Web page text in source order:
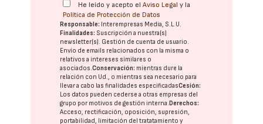
He leído y acepto elAviso Legal y la
Política de Protección de Datos
Responsable: Interempresas Media, S.L.U.
Finalidades: Suscripción a nuestra(s)
newsletter(s). Gestión de cuenta de usuario.
Envío de emails relacionados con la misma o
relativos a intereses similares o
asociados.Conservación: mientras dure la
relación con Ud., o mientras sea necesario para
llevar a cabo las finalidades especificadasCesión:
Los datos pueden cederse a otras empresas del
grupo por motivos de gestión interna. Derechos:
Acceso, rectificación, oposición, supresión,
portabilidad, limitación del tratatamiento y